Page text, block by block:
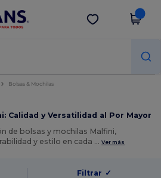
app!
Descargar app
Bolsas & Mochilas
Calidad y Versatilidad al Por Mayor
de bolsas y mochilas Malfini,
y estilo en cada …Ver más
Filtrar ✓